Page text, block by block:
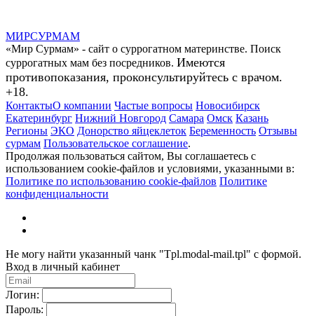
МИРСУРМАМ
«Мир Сурмам» - сайт о суррогатном материнстве. Поиск
суррогатных мам без посредников. Имеются
противопоказания, проконсультируйтесь с врачом.
+18.
КонтактыО компании Частые вопросы Новосибирск
Екатеринбург Нижний Новгород Самара Омск Казань
Регионы ЭКО Донорство яйцеклеток Беременность Отзывы
сурмам Пользовательское соглашение.
Продолжая пользоваться сайтом, Вы соглашаетесь с
использованием cookie-файлов и условиями, указанными в:
Политике по использованию cookie-файлов Политике
конфиденциальности
Не могу найти указанный чанк "Tpl.modal-mail.tpl" с формой.
Вход в личный кабинет
Логин:
Пароль: